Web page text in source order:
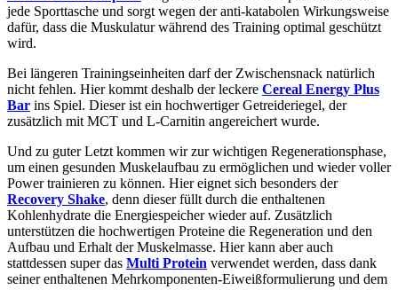
jede Sporttasche und sorgt wegen der anti-katabolen Wirkungsweise
dafür, dass die Muskulatur während des Training optimal geschützt
wird.
Bei längeren Trainingseinheiten darf der Zwischensnack natürlich
nicht fehlen. Hier kommt deshalb der leckere Cereal Energy Plus
Bar ins Spiel. Dieser ist ein hochwertiger Getreideriegel, der
zusätzlich mit MCT und L-Carnitin angereichert wurde.
Und zu guter Letzt kommen wir zur wichtigen Regenerationsphase,
um einen gesunden Muskelaufbau zu ermöglichen und wieder voller
Power trainieren zu können. Hier eignet sich besonders der
Recovery Shake, denn dieser füllt durch die enthaltenen
Kohlenhydrate die Energiespeicher wieder auf. Zusätzlich
unterstützen die hochwertigen Proteine die Regeneration und den
Aufbau und Erhalt der Muskelmasse. Hier kann aber auch
stattdessen super das Multi Protein verwendet werden, dass dank
seiner enthaltenen Mehrkomponenten-Eiweißformulierung und dem